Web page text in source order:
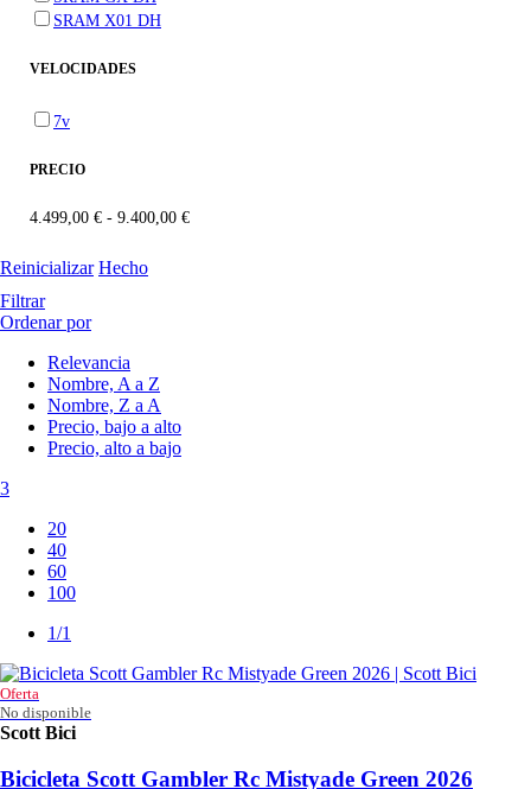
SRAM X01 DH
VELOCIDADES
7v
PRECIO
4.499,00 € - 9.400,00 €
Reinicializar Hecho
Filtrar
Ordenar por
Relevancia
Nombre, A a Z
Nombre, Z a A
Precio, bajo a alto
Precio, alto a bajo
3
20
40
60
100
1/1
Oferta
No disponible
Scott Bici
Bicicleta Scott Gambler Rc Mistyade Green 2026